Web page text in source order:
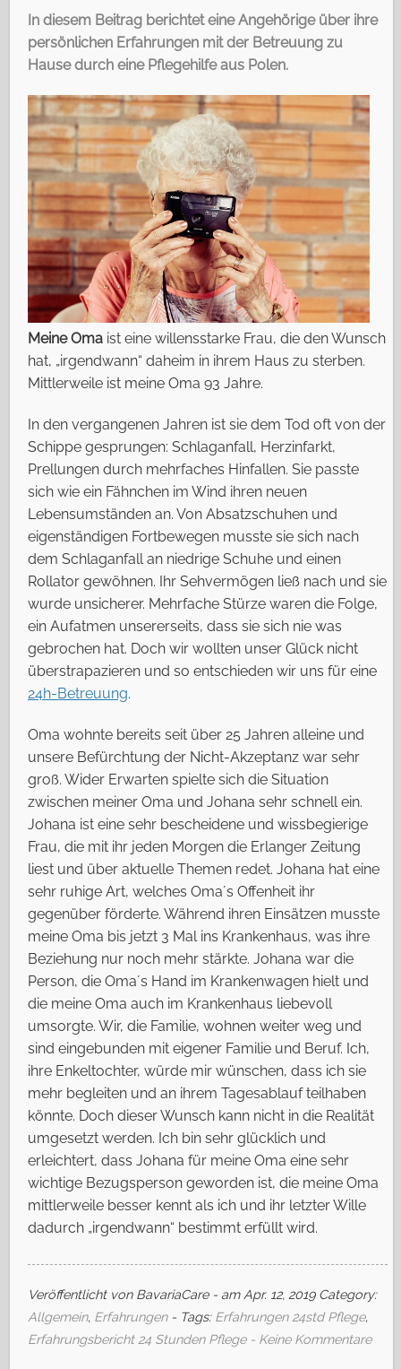
In diesem Beitrag berichtet eine Angehörige über ihre
persönlichen Erfahrungen mit der Betreuung zu
Hause durch eine Pflegehilfe aus Polen.
Meine Oma ist eine willensstarke Frau, die den Wunsch
hat, „irgendwann“ daheim in ihrem Haus zu sterben.
Mittlerweile ist meine Oma 93 Jahre.
In den vergangenen Jahren ist sie dem Tod oft von der
Schippe gesprungen: Schlaganfall, Herzinfarkt,
Prellungen durch mehrfaches Hinfallen. Sie passte
sich wie ein Fähnchen im Wind ihren neuen
Lebensumständen an. Von Absatzschuhen und
eigenständigen Fortbewegen musste sie sich nach
dem Schlaganfall an niedrige Schuhe und einen
Rollator gewöhnen. Ihr Sehvermögen ließ nach und sie
wurde unsicherer. Mehrfache Stürze waren die Folge,
ein Aufatmen unsererseits, dass sie sich nie was
gebrochen hat. Doch wir wollten unser Glück nicht
überstrapazieren und so entschieden wir uns für eine
24h-Betreuung.
Oma wohnte bereits seit über 25 Jahren alleine und
unsere Befürchtung der Nicht-Akzeptanz war sehr
groß. Wider Erwarten spielte sich die Situation
zwischen meiner Oma und Johana sehr schnell ein.
Johana ist eine sehr bescheidene und wissbegierige
Frau, die mit ihr jeden Morgen die Erlanger Zeitung
liest und über aktuelle Themen redet. Johana hat eine
sehr ruhige Art, welches Oma´s Offenheit ihr
gegenüber förderte. Während ihren Einsätzen musste
meine Oma bis jetzt 3 Mal ins Krankenhaus, was ihre
Beziehung nur noch mehr stärkte. Johana war die
Person, die Oma´s Hand im Krankenwagen hielt und
die meine Oma auch im Krankenhaus liebevoll
umsorgte. Wir, die Familie, wohnen weiter weg und
sind eingebunden mit eigener Familie und Beruf. Ich,
ihre Enkeltochter, würde mir wünschen, dass ich sie
mehr begleiten und an ihrem Tagesablauf teilhaben
könnte. Doch dieser Wunsch kann nicht in die Realität
umgesetzt werden. Ich bin sehr glücklich und
erleichtert, dass Johana für meine Oma eine sehr
wichtige Bezugsperson geworden ist, die meine Oma
mittlerweile besser kennt als ich und ihr letzter Wille
dadurch „irgendwann“ bestimmt erfüllt wird.
Veröffentlicht von BavariaCare - am Apr. 12, 2019 Category:
Allgemein, Erfahrungen- Tags: Erfahrungen 24std Pflege,
Erfahrungsbericht 24 Stunden Pflege - Keine Kommentare